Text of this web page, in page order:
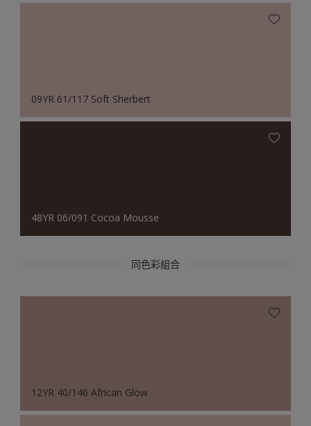
09YR 61/117 Soft Sherbert
48YR 06/091 Cocoa Mousse
同色彩組合
12YR 40/146 African Glow